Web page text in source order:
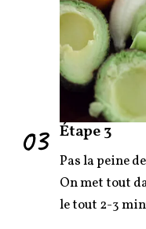
03 Étape 3
Pas la peine
On met tout
le tout 2-3